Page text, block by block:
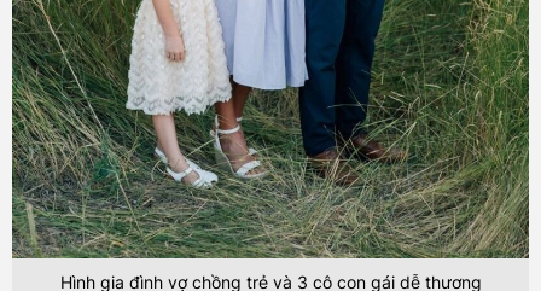
Hình gia đình vợ chồng trẻ và 3 cô con gái dễ thương